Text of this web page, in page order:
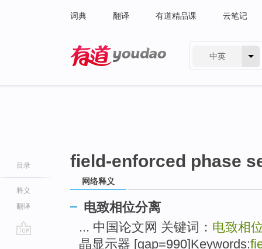
词典 翻译 有道精品课 云笔记
中英
目录
释义
翻译
field-enforced phase
网络释义
电致相位分离
... 中国论文网 关键词： 电致相
晶显示器 [gap=990]Keywords: